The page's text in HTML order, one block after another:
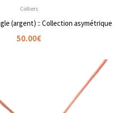
Colliers
(argent) :: Collection asymétrique
50.00€